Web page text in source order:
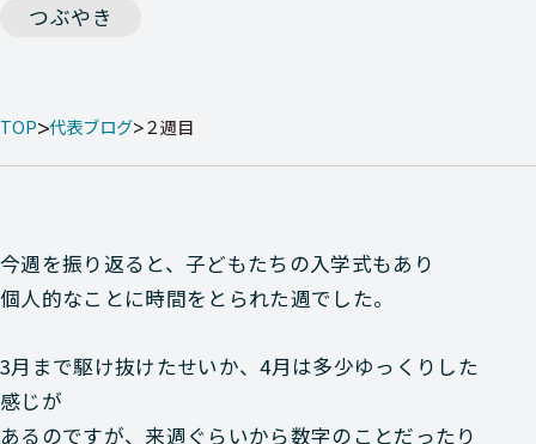
つぶやき
TOP 代表ブログ ２週目
今週を振り返ると、子どもたちの入学式もあり
個人的なことに時間をとられた週でした。
3月まで駆け抜けたせいか、4月は多少ゆっくりした
感じが
あるのですが、来週ぐらいから数字のことだったり